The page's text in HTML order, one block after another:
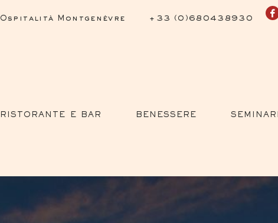
Ospitalità Montgenèvre +33 (0)680438930
RISTORANTE E BAR BENESSERE SEMINARI